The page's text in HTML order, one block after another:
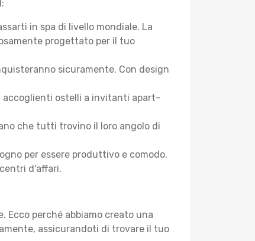
in spa di livello mondiale. La
progettato per il tuo
sicuramente. Con design
accoglienti ostelli a invitanti apart-
che tutti trovino il loro angolo di
per essere produttivo e comodo.
d'affari.
Ecco perché abbiamo creato una
assicurandoti di trovare il tuo